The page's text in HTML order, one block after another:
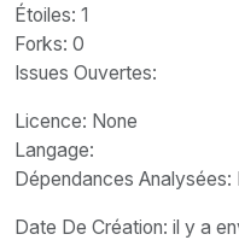
Étoiles: 1
Forks: 0
Issues Ouvertes:
Licence: None
Langage:
Dépendances Analysées:
Date De Création: il y a